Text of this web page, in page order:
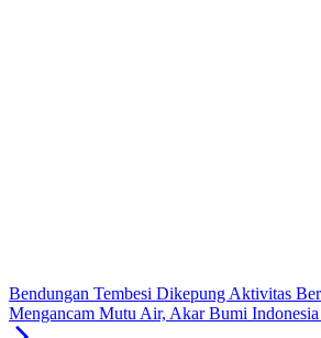
Bendungan Tembesi Dikepung Aktivitas
Mengancam Mutu Air, Akar Bumi